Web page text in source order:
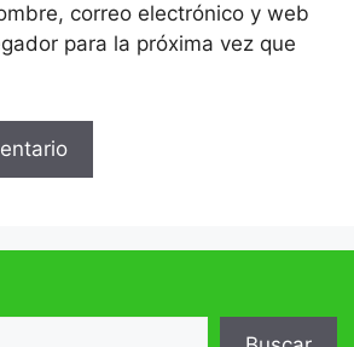
correo electrónico y web
para la próxima vez que